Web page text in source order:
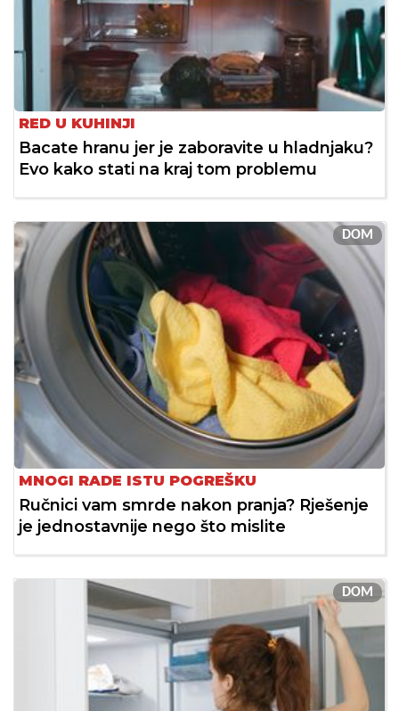
RED U KUHINJI
Bacate hranu jer je zaboravite u hladnjaku?
Evo kako stati na kraj tom problemu
DOM
MNOGI RADE ISTU POGREŠKU
Ručnici vam smrde nakon pranja? Rješenje
je jednostavnije nego što mislite
DOM